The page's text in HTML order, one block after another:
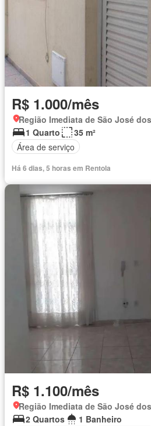
R$ 1.000/mês
1 Quarto
35 m²
Área de serviço
Há 6 dias, 5 horas em Rentola
R$ 1.100/mês
2 Quartos
1 Banheiro